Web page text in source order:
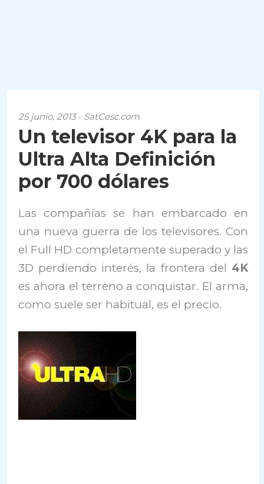
25 junio, 2013 - SatCesc.com
Un televisor 4K para la
Ultra Alta Definición
por 700 dólares
Las compañías se han embarcado en
una nueva guerra de los televisores. Con
el Full HD completamente superado y las
3D perdiendo interés, la frontera del 4K
es ahora el terreno a conquistar. El arma,
como suele ser habitual, es el precio.